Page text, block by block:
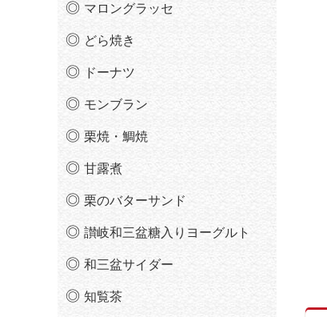
マロングラッセ
どら焼き
ドーナツ
モンブラン
栗焼・鯛焼
甘露煮
栗のバターサンド
讃岐和三盆糖入りヨーグルト
和三盆サイダー
知覧茶